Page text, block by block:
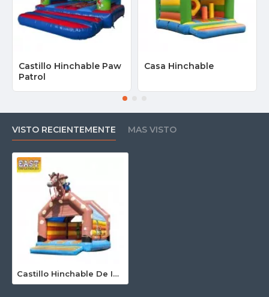
Castillo Hinchable Paw
Patrol
Casa Hinchable
VISTO RECIENTEMENTE MAS VISTO
Castillo Hinchable De Interior